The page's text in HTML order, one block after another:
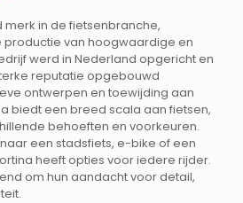
in de fietsenbranche,
van hoogwaardige en
werd in Nederland opgericht en
reputatie opgebouwd
ontwerpen en toewijding aan
biedt een breed scala aan fietsen,
behoeften en voorkeuren.
een stadsfiets, e-bike of een
heeft opties voor iedere rijder.
om hun aandacht voor detail,